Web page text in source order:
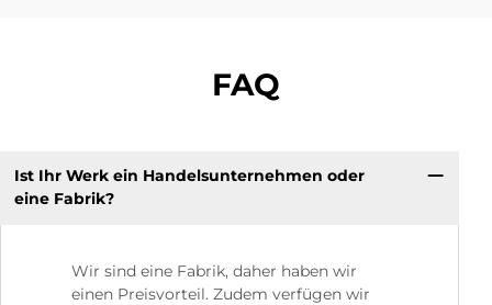
FAQ
Ist Ihr Werk ein Handelsunternehmen oder
eine Fabrik?
Wir sind eine Fabrik, daher haben wir
einen Preisvorteil. Zudem verfügen wir